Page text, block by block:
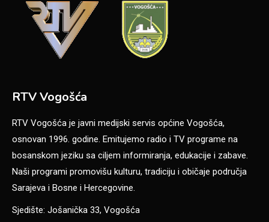
RTV Vogošća
RTV Vogošća je javni medijski servis općine Vogošća,
osnovan 1996. godine. Emitujemo radio i TV programe na
bosanskom jeziku sa ciljem informiranja, edukacije i zabave.
Naši programi promovišu kulturu, tradiciju i običaje područja
Sarajeva i Bosne i Hercegovine.
Sjedište: Jošanička 33, Vogošća